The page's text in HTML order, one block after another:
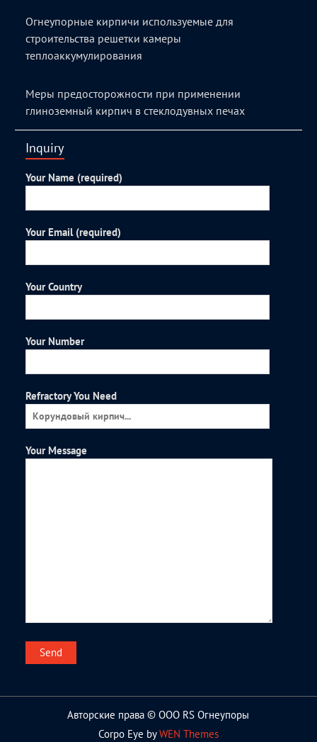
Огнеупорные кирпичи используемые для
строительства решетки камеры
теплоаккумулирования
Меры предосторожности при применении
глиноземный кирпич в стеклодувных печах
Inquiry
Your Name (required)
Your Email (required)
Your Country
Your Number
Refractory You Need
Your Message
Авторские права © ООО RS Огнеупоры
Corpo Eye byWEN Themes